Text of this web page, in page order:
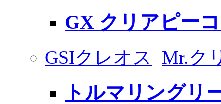
GX クリアピー
GSIクレオス Mr.ク
トルマリングリ